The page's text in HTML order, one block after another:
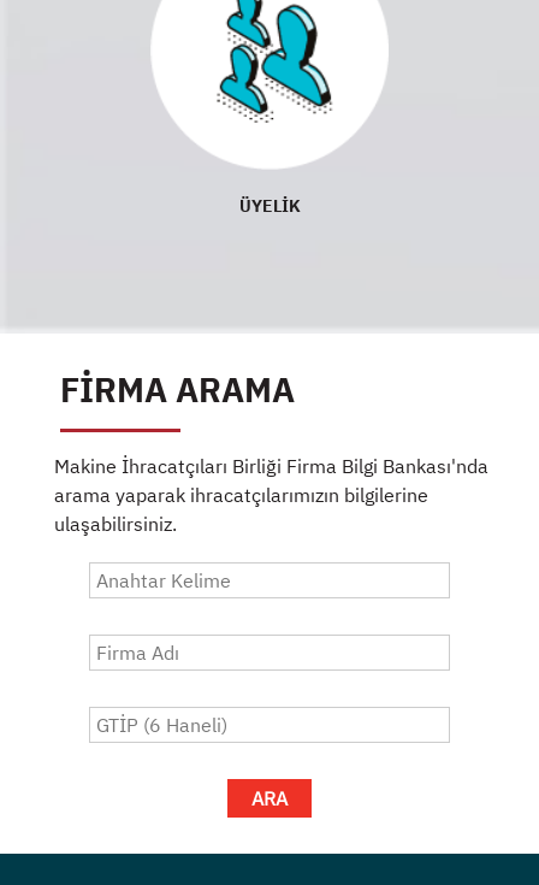
ÜYELİK
FİRMA ARAMA
Makine İhracatçıları Birliği Firma Bilgi Bankası'nda
arama yaparak ihracatçılarımızın bilgilerine
ulaşabilirsiniz.
ARA